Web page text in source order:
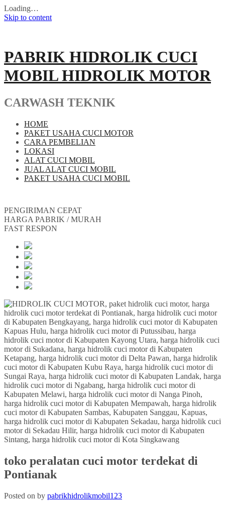
Loading…
Skip to content
PABRIK HIDROLIK CUCI
MOBIL HIDROLIK MOTOR
CARWASH TEKNIK
HOME
PAKET USAHA CUCI MOTOR
CARA PEMBELIAN
LOKASI
ALAT CUCI MOBIL
JUAL ALAT CUCI MOBIL
PAKET USAHA CUCI MOBIL
PENGIRIMAN CEPAT
HARGA PABRIK / MURAH
FAST RESPON
toko peralatan cuci motor terdekat di
Pontianak
Posted on by pabrikhidrolikmobil123